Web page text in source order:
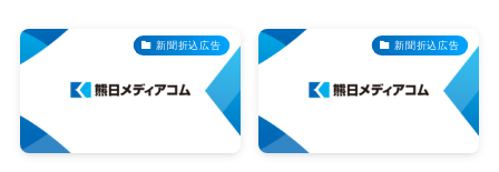
新聞折込広告 新聞折込広告